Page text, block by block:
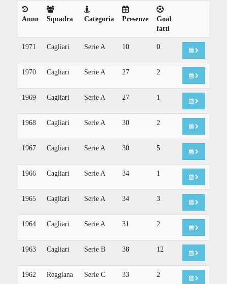
Anno Squadra Categoria Presenze
Goal
fatti
1971 Cagliari Serie A 10 0
1970 Cagliari Serie A 27 2
1969 Cagliari Serie A 27 1
1968 Cagliari Serie A 30 2
1967 Cagliari Serie A 30 5
1966 Cagliari Serie A 34 1
1965 Cagliari Serie A 34 3
1964 Cagliari Serie A 31 2
1963 Cagliari Serie B 38 12
1962 Reggiana Serie C 33 2